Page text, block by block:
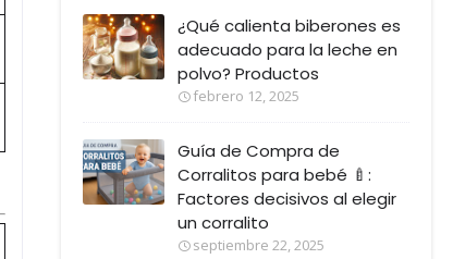
¿Qué calienta biberones es
adecuado para la leche en
polvo? Productos
febrero 12, 2025
Guía de Compra de
Corralitos para bebé 🍼:
Factores decisivos al elegir
un corralito
septiembre 22, 2025